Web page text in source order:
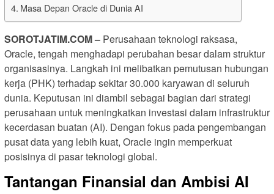
Masa Depan Oracle di Dunia AI
SOROTJATIM.COM – Perusahaan teknologi raksasa,
Oracle, tengah menghadapi perubahan besar dalam struktur
organisasinya. Langkah ini melibatkan pemutusan hubungan
kerja (PHK) terhadap sekitar 30.000 karyawan di seluruh
dunia. Keputusan ini diambil sebagai bagian dari strategi
perusahaan untuk meningkatkan investasi dalam infrastruktur
kecerdasan buatan (AI). Dengan fokus pada pengembangan
pusat data yang lebih kuat, Oracle ingin memperkuat
posisinya di pasar teknologi global.
Tantangan Finansial dan Ambisi AI